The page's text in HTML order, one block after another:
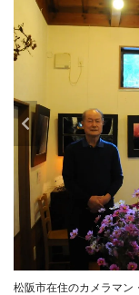
松阪市在住のカメラマ